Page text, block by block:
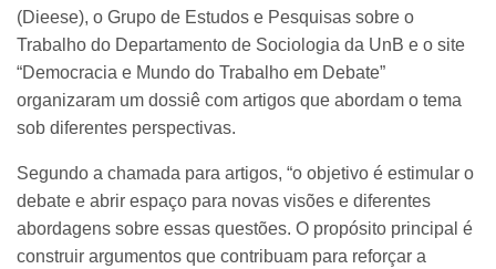
(Dieese), o Grupo de Estudos e Pesquisas sobre o
Trabalho do Departamento de Sociologia da UnB e o site
“Democracia e Mundo do Trabalho em Debate”
organizaram um dossiê com artigos que abordam o tema
sob diferentes perspectivas.
Segundo a chamada para artigos, “o objetivo é estimular o
debate e abrir espaço para novas visões e diferentes
abordagens sobre essas questões. O propósito principal é
construir argumentos que contribuam para reforçar a